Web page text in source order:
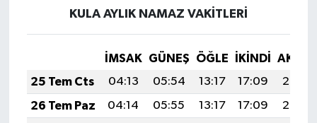
KULA AYLIK NAMAZ VAKITLERI
İMSAK GÜNEŞ ÖĞLE İKINDI
25 Tem Cts
04:13 05:54 13:17 17:09
20:30
26 Tem Paz
04:14 05:55 13:17 17:09
20:29